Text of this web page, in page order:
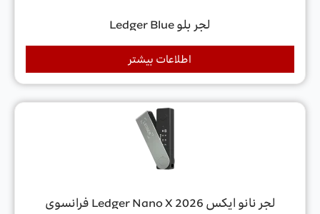
لجر بلو Ledger Blue
اطلاعات بیشتر
لجر‌ نانو‌ ایکس 2026 Ledger‌ Nano‌ X فرانسوی